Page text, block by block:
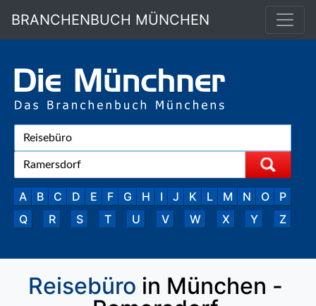
BRANCHENBUCH MÜNCHEN
A B C D E F G H I J K L M N O
P
Q
R S T U V W X Y Z
Reisebüro in München -